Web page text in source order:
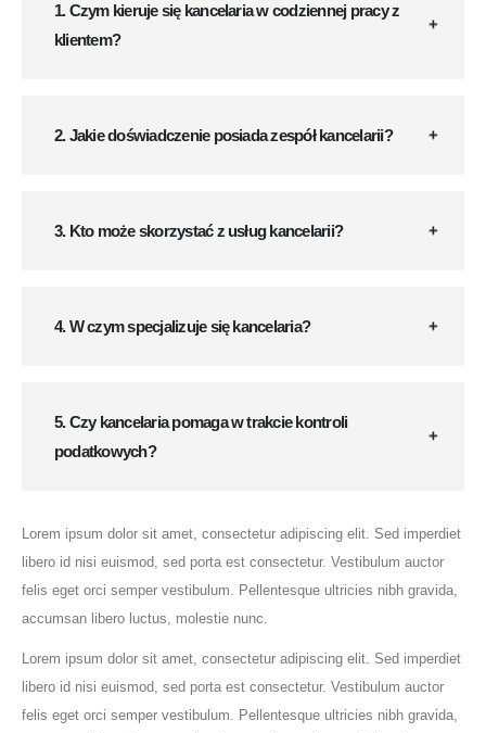
1. Czym kieruje się kancelaria w codziennej pracy z
klientem?
2. Jakie doświadczenie posiada zespół kancelarii?
3. Kto może skorzystać z usług kancelarii?
4. W czym specjalizuje się kancelaria?
5. Czy kancelaria pomaga w trakcie kontroli
podatkowych?
Lorem ipsum dolor sit amet, consectetur adipiscing elit. Sed imperdiet
libero id nisi euismod, sed porta est consectetur. Vestibulum auctor
felis eget orci semper vestibulum. Pellentesque ultricies nibh gravida,
accumsan libero luctus, molestie nunc.
Lorem ipsum dolor sit amet, consectetur adipiscing elit. Sed imperdiet
libero id nisi euismod, sed porta est consectetur. Vestibulum auctor
felis eget orci semper vestibulum. Pellentesque ultricies nibh gravida,